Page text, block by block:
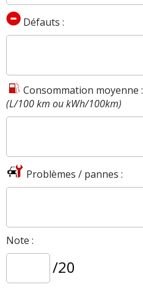
Défauts :
Consommation moyenne :
(L/100 km ou kWh/100km)
Problèmes / pannes :
Note :
/20